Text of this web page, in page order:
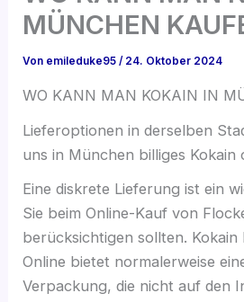
MÜNCHEN
Von emileduke95/ 24. Oktober 2024
WO KANN MAN KOKAIN IN
Lieferoptionen in derselben
uns in München billiges Kokain
Eine diskrete Lieferung ist ein
Sie beim Online-Kauf von
berücksichtigen sollten.
Online bietet normalerweise
Verpackung, die nicht auf den